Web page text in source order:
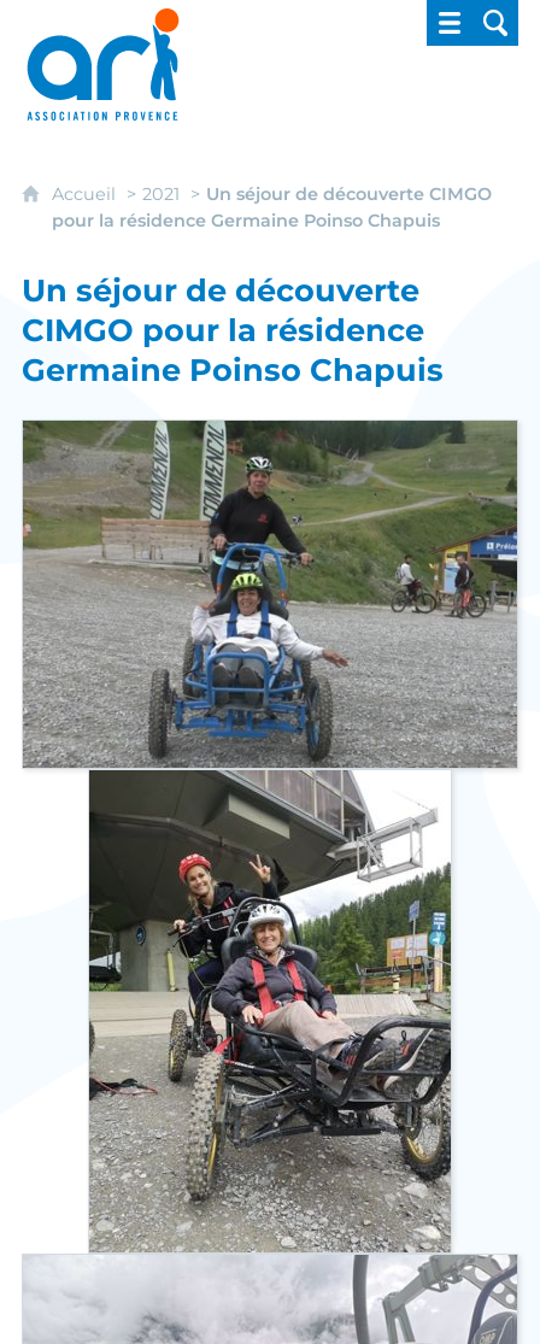
ARI - Association régionale pour
Accueil 2021
Un séjour de découverte CIMGO
pour la résidence Germaine Poinso Chapuis
Un séjour de découverte
CIMGO pour la résidence
Germaine Poinso Chapuis